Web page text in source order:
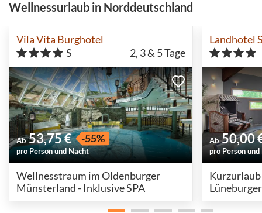
Wellnessurlaub in Norddeutschland
Vila Vita Burghotel
S
2, 3 & 5Tage
Ab 53,75 € -55%
pro Person und Nacht
Wellnesstraum im Oldenburger
Münsterland - Inklusive SPA
Landhotel
Ab 50,00
pro Person